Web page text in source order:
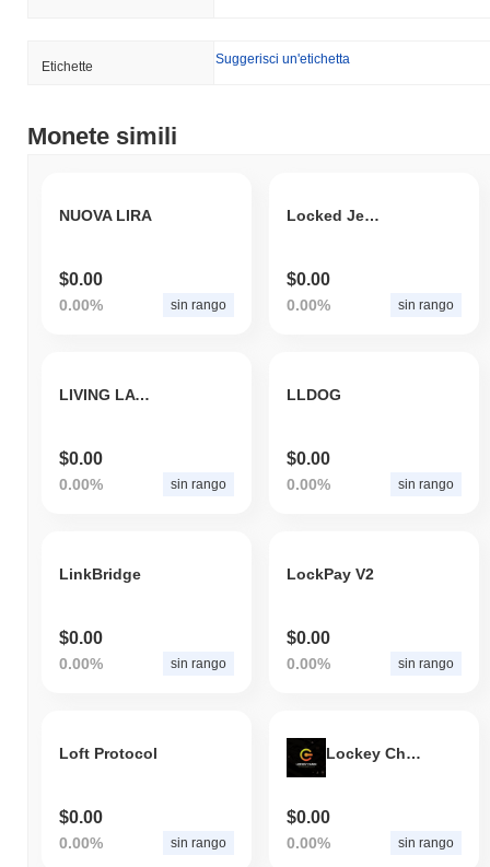
Etichette Suggerisci un'etichetta
Monete simili
NUOVA LIRA
$0.00
0.00% sin rango
Locked Jewel
$0.00
0.00% sin rango
LIVING LAW DAO
$0.00
0.00% sin rango
LLDOG
$0.00
0.00% sin rango
LinkBridge
$0.00
0.00% sin rango
LockPay V2
$0.00
0.00% sin rango
Loft Protocol
$0.00
0.00% sin rango
Lockey Chain V2
$0.00
0.00% sin rango